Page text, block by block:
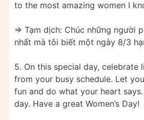
to the most amazing women I
=> Tạm dịch: Chúc những người
nhất mà tôi biết một ngày 8/3
5. On this special day, celebrate
from your busy schedule. Let
fun and do what your heart
day. Have a great Women’s Day!